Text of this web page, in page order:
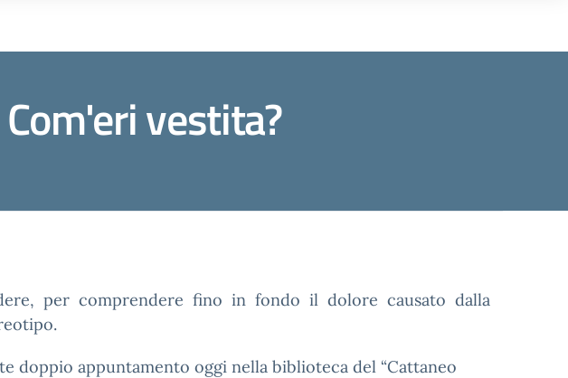
vestita?
per comprendere fino in fondo il dolore causato dalla
doppio appuntamento oggi nella biblioteca del “Cattaneo